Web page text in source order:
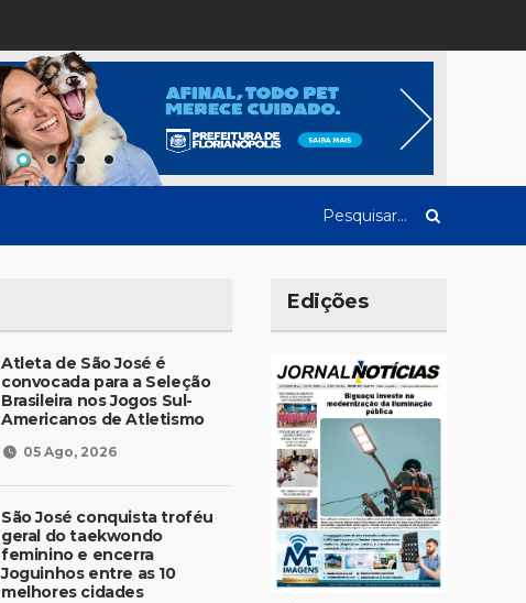
Atleta de São José é
convocada para a Seleção
Brasileira nos Jogos Sul-
Americanos de Atletismo
05 Ago, 2026
São José conquista troféu
geral do taekwondo
feminino e encerra
Joguinhos entre as 10
melhores cidades
Edições